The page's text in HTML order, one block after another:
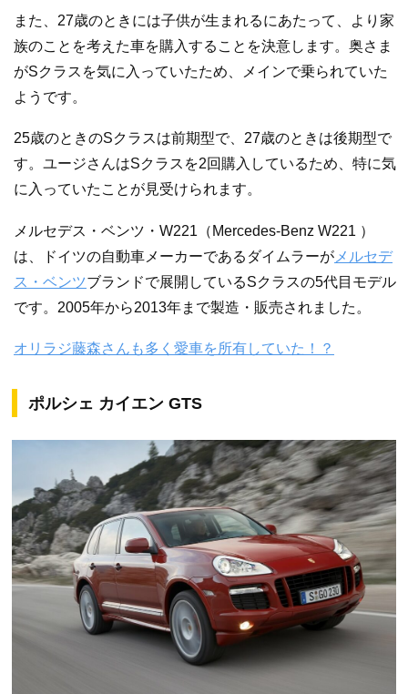
また、27歳のときには子供が生まれるにあたって、より家
族のことを考えた車を購入することを決意します。奥さま
がSクラスを気に入っていたため、メインで乗られていた
ようです。
25歳のときのSクラスは前期型で、27歳のときは後期型で
す。ユージさんはSクラスを2回購入しているため、特に気
に入っていたことが見受けられます。
メルセデス・ベンツ・W221（Mercedes-Benz W221 ）
は、ドイツの自動車メーカーであるダイムラーが メルセデ
ス・ベンツブランドで展開しているSクラスの5代目モデル
です。2005年から2013年まで製造・販売されました。
オリラジ藤森さんも多く愛車を所有していた！？
ポルシェ カイエン GTS